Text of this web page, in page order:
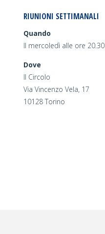
RIUNIONI SETTIMANALI
Quando
Il mercoledì alle ore 20.30
Dove
Il Circolo
Via Vincenzo Vela, 17
10128 Torino